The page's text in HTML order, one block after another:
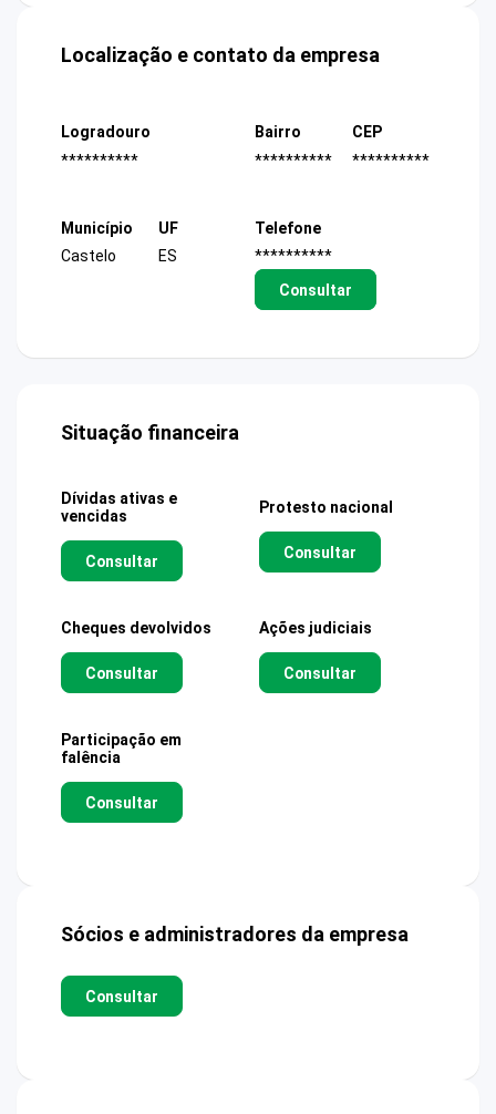
Localização e contato da empresa
Logradouro
**********
Bairro
**********
CEP
**********
Município
Castelo
UF
ES
Telefone
**********
Consultar
Situação financeira
Dívidas ativas e
vencidas
Consultar
Protesto nacional
Consultar
Cheques devolvidos
Consultar
Ações judiciais
Consultar
Participação em
falência
Consultar
Sócios e administradores da empresa
Consultar